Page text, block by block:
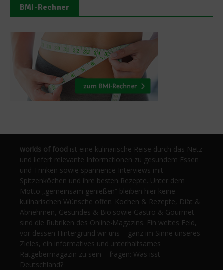
BMI-Rechner
worlds of food ist eine kulinarische Reise durch das Netz
und liefert relevante Informationen zu gesundem Essen
und Trinken sowie spannende Interviews mit
Spitzenköchen und ihre besten Rezepte. Unter dem
Motto „gemeinsam genießen“ bleiben hier keine
kulinarischen Wünsche offen. Kochen & Rezepte, Diät &
Abnehmen, Gesundes & Bio sowie Gastro & Gourmet
sind die Rubriken des Online-Magazins. Ein weites Feld,
vor dessen Hintergrund wir uns – ganz im Sinne unseres
Zieles, ein informatives und unterhaltsames
Ratgebermagazin zu sein – fragen: Was isst
Deutschland?